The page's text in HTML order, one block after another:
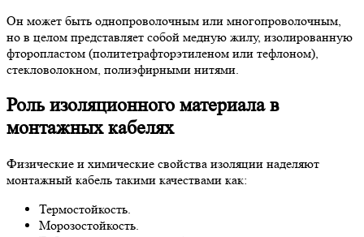
Он может быть однопроволочным или многопроволочным,
но в целом представляет собой медную жилу, изолированную
фторопластом (политетрафторэтиленом или тефлоном),
стекловолокном, полиэфирными нитями.
Роль изоляционного материала в
монтажных кабелях
Физические и химические свойства изоляции наделяют
монтажный кабель такими качествами как:
Термостойкость.
Морозостойкость.